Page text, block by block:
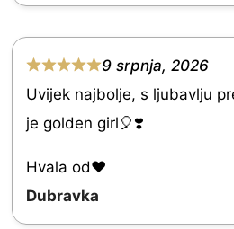
5
e
d
5
9 srpnja, 2026
Uvijek najbolje, s ljubavlju
je golden girl🎈❣️
Hvala od♥️
Dubravka